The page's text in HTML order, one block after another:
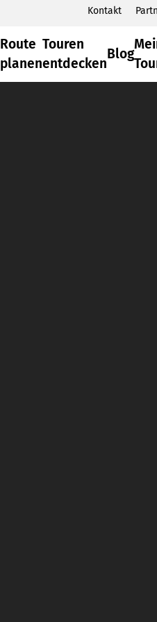
Kontakt
Route
planen
Touren
entdecken
Blog